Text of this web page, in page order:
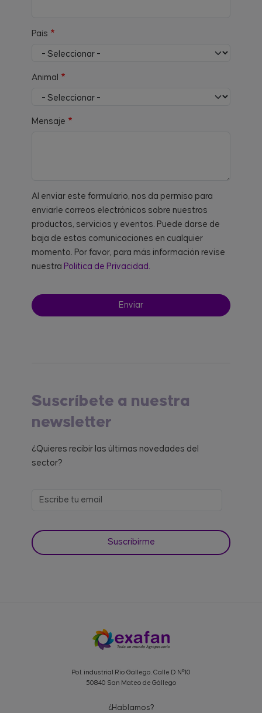
País
Animal
Mensaje
Al enviar este formulario, nos da permiso para
enviarle correos electrónicos sobre nuestros
productos, servicios y eventos. Puede darse de
baja de estas comunicaciones en cualquier
momento. Por favor, para más información revise
nuestra Política de Privacidad.
Suscríbete a nuestra
newsletter
¿Quieres recibir las últimas novedades del
sector?
Pol. industrial Rio Gállego. Calle D Nº10
50840 San Mateo de Gállego
¿Hablamos?